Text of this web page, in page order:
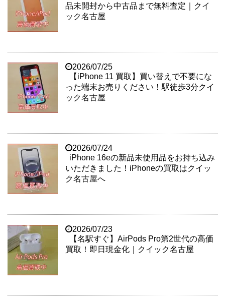
品未開封から中古品まで無料査定｜クイ
ック名古屋
2026/07/25
【iPhone 11 買取】買い替えで不要にな
った端末お売りください！駅徒歩3分クイ
ック名古屋
2026/07/24
iPhone 16eの新品未使用品をお持ち込み
いただきました！iPhoneの買取はクイッ
ク名古屋へ
2026/07/23
【名駅すぐ】AirPods Pro第2世代の高価
買取！即日現金化｜クイック名古屋